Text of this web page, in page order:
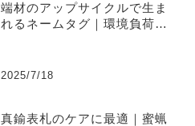
端材のアップサイクルで生ま
れるネームタグ｜環境負荷を
2025/7/18
真鍮表札のケアに最適｜蜜蝋